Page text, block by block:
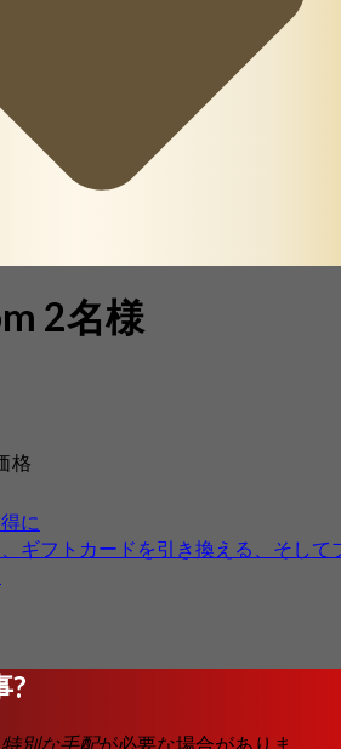
2名様
格
に
ギフトカードを引き換える、そして
?
特別な手配が必要な場合がありま